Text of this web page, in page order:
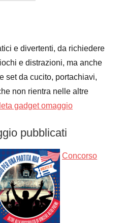
e divertenti, da richiedere
e distrazioni, ma anche
set da cucito, portachiavi,
non rientra nelle altre
gadget omaggio
pubblicati
Concorso